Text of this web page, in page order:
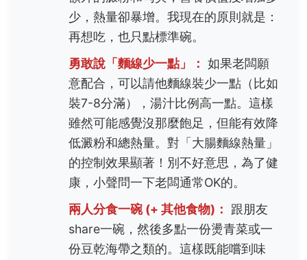
少，熱量卻暴增。我現在的原則就是：
再想吃，也只點標準碗。
勇敢說「麵線少一點」： 如果老闆願
意配合，可以請他麵線裝少一點（比如
裝7-8分滿），湯汁比例高一點。這樣
雖然可能感覺沒那麼飽足，但能有效降
低澱粉和總熱量。對「大腸麵線熱量」
的控制效果顯著！別不好意思，為了健
康，小聲問一下老闆通常OK的。
兩人分食一碗 (+ 其他食物)：
跟朋友
share一碗，然後多點一份燙青菜或一
份豆乾海帶之類的。這樣既能嚐到味